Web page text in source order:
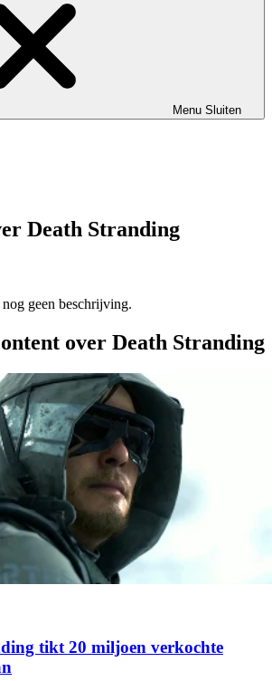
Menu Sluiten
Death Stranding
geen beschrijving.
over Death Stranding
tikt 20 miljoen verkochte